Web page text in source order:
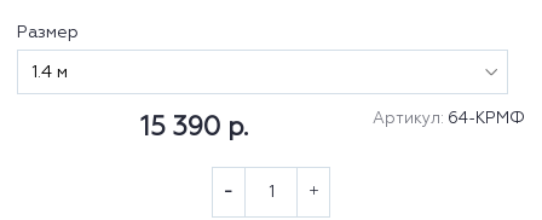
Размер
Артикул: 64-КРМФ
15 390 р.